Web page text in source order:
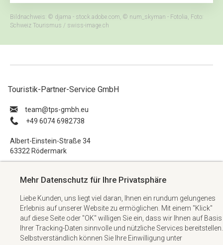
Bildnachweis: © djama - stock.adobe.com, © num_skyman - Fotolia, Foto:
Schweiz Tourismus / swiss-image.ch
Touristik-Partner-Service GmbH
ue.hbmg-spt@maet
+49 6074 6982738
Albert-Einstein-Straße 34
63322 Rödermark
Impressum
AGB
Kontakt
Mehr Datenschutz für Ihre Privatsphäre
Liebe Kunden, uns liegt viel daran, Ihnen ein rundum gelungenes
Erlebnis auf unserer Website zu ermöglichen. Mit einem "Klick"
auf diese Seite oder "OK" willigen Sie ein, dass wir Ihnen auf Basis
Ihrer Tracking-Daten sinnvolle und nützliche Services bereitstellen.
Selbstverständlich können Sie Ihre Einwilligung unter